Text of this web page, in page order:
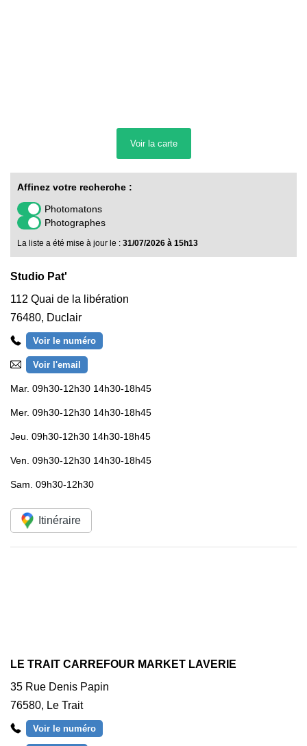
Voir la carte
Affinez votre recherche :
Photomatons
Photographes
La liste a été mise à jour le : 31/07/2026 à 15h13
Studio Pat'
112 Quai de la libération
76480, Duclair
Voir le numéro
Voir l'email
Mar. 09h30-12h30 14h30-18h45
Mer. 09h30-12h30 14h30-18h45
Jeu. 09h30-12h30 14h30-18h45
Ven. 09h30-12h30 14h30-18h45
Sam. 09h30-12h30
Itinéraire
LE TRAIT CARREFOUR MARKET LAVERIE
35 Rue Denis Papin
76580, Le Trait
Voir le numéro